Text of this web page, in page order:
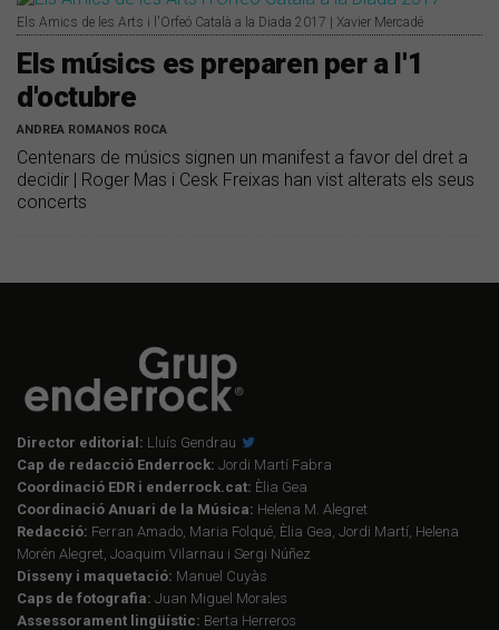
Els Amics de les Arts i l'Orfeó Català a la Diada 2017 | Xavier Mercadé
Els músics es preparen per a l'1
d'octubre
ANDREA ROMANOS ROCA
Centenars de músics signen un manifest a favor del dret a
decidir | Roger Mas i Cesk Freixas han vist alterats els seus
concerts
Director editorial: Lluís Gendrau
Cap de redacció Enderrock: Jordi Martí Fabra
Coordinació EDR i enderrock.cat: Èlia Gea
Coordinació Anuari de la Música: Helena M. Alegret
Redacció: Ferran Amado, Maria Folqué, Èlia Gea, Jordi Martí, Helena
Morén Alegret, Joaquim Vilarnau i Sergi Núñez
Disseny i maquetació: Manuel Cuyàs
Caps de fotografia: Juan Miguel Morales
Assessorament lingüístic: Berta Herreros